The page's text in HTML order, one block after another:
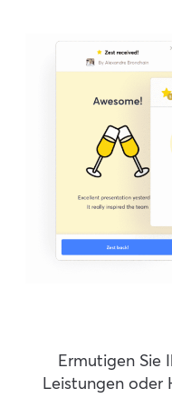
Ermutigen Sie
Leistungen oder